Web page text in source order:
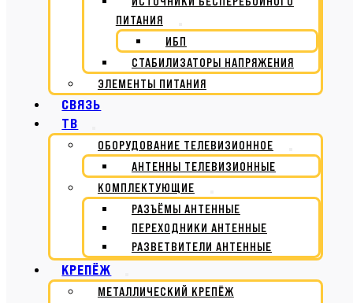
ПИТАНИЯ
ИБП
СТАБИЛИЗАТОРЫ НАПРЯЖЕНИЯ
ЭЛЕМЕНТЫ ПИТАНИЯ
СВЯЗЬ
ТВ
ОБОРУДОВАНИЕ ТЕЛЕВИЗИОННОЕ
АНТЕННЫ ТЕЛЕВИЗИОННЫЕ
КОМПЛЕКТУЮЩИЕ
РАЗЪЁМЫ АНТЕННЫЕ
ПЕРЕХОДНИКИ АНТЕННЫЕ
РАЗВЕТВИТЕЛИ АНТЕННЫЕ
КРЕПЁЖ
МЕТАЛЛИЧЕСКИЙ КРЕПЁЖ